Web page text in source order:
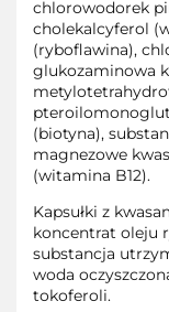
chlorowodorek
cholekalcyferol
(ryboflawina),
glukozaminowa
(biotyna),
magnezowe
(witamina B12).
Kapsułki z
koncentrat oleju
substancja
woda
tokoferoli.